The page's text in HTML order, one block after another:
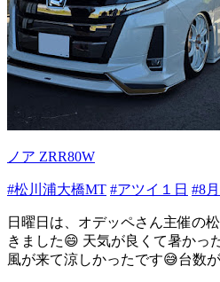
ノア ZRR80W
#松川浦大橋MT #アツイ１日 #8
日曜日は、オデッペさん主催の
きました😄 天気が良くて暑かっ
風が来て涼しかったです😅台数